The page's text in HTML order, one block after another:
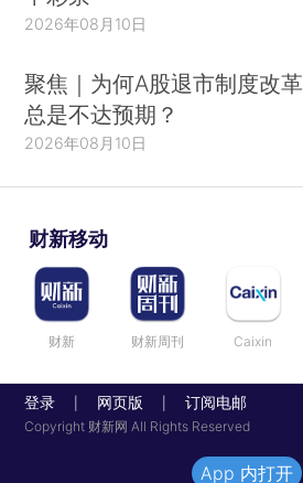
2026年08月10日
聚焦｜为何A股退市制度改革
总是不达预期？
2026年08月10日
财新移动
财新 财新周刊 Caixin
登录 网页版 订阅电邮
Copyright 财新网 All Rights Reserved
App 内打开